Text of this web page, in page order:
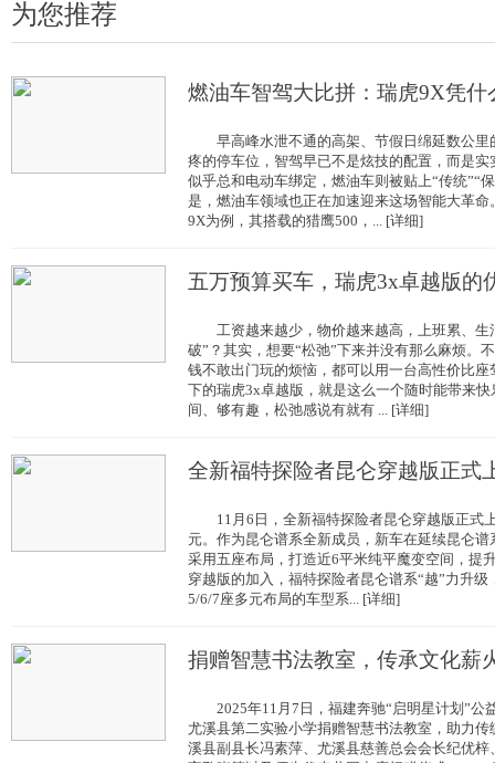
为您推荐
燃油车智驾大比拼：瑞虎9X凭什
早高峰水泄不通的高架、节假日绵延数公里
疼的停车位，智驾早已不是炫技的配置，而是
似乎总和电动车绑定，燃油车则被贴上“传统”“
是，燃油车领域也正在加速迎来这场智能大
9X为例，其搭载的猎鹰500，... [详细]
五万预算买车，瑞虎3x卓越版的
工资越来越少，物价越来越高，上班累、生
破”？其实，想要“松弛”下来并没有那么麻烦。
钱不敢出门玩的烦恼，都可以用一台高性价比
下的瑞虎3x卓越版，就是这么一个随时能带
间、够有趣，松弛感说有就有 ... [详细]
全新福特探险者昆仑穿越版正式
11月6日，全新福特探险者昆仑穿越版正式
元。作为昆仑谱系全新成员，新车在延续昆仑
采用五座布局，打造近6平米纯平魔变空间，
穿越版的加入，福特探险者昆仑谱系“越”力升
5/6/7座多元布局的车型系... [详细]
捐赠智慧书法教室，传承文化
2025年11月7日，福建奔驰“启明星计划”公
尤溪县第二实验小学捐赠智慧书法教室，助力
溪县副县长冯素萍、尤溪县慈善总会会长纪优